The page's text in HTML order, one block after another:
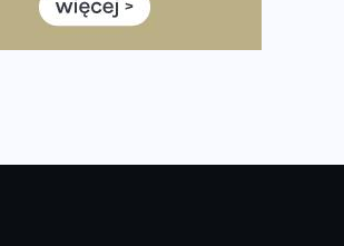
Bieg Powstania Warszawskiego.
liczba uczestników